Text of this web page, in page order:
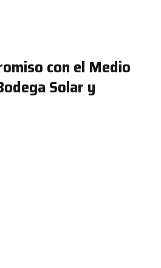
con el Medio
Solar y